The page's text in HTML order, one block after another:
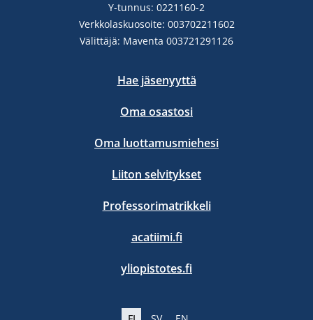
Y-tunnus: 0221160-2
Verkkolaskuosoite: 003702211602
Välittäjä: Maventa 003721291126
Hae jäsenyyttä
Oma osastosi
Oma luottamusmiehesi
Liiton selvitykset
Professorimatrikkeli
acatiimi.fi
yliopistotes.fi